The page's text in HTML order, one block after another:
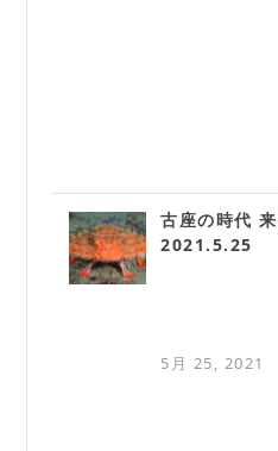
古座の時代
2021.5.25
5月 25, 2021